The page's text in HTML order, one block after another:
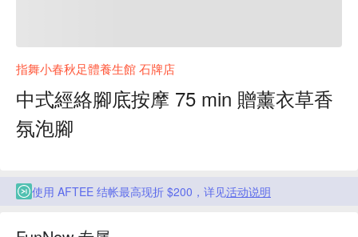
指舞小春秋足體養生館 石牌店
中式經絡腳底按摩 75 min 贈薰衣草香
氛泡腳
使用 AFTEE 结帐最高现折 $200，详见活动说明